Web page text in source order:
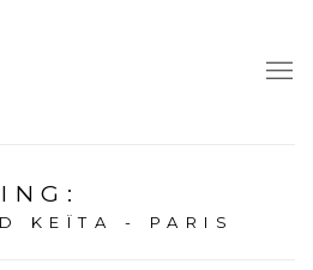
:
KEÏTA - PARIS